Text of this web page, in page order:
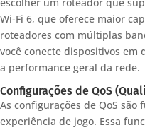
Wi-Fi 6, que oferece maior
roteadores com múltiplas
você conecte dispositivos
a performance geral da rede.
Configurações de QoS
As configurações de QoS
experiência de jogo. Essa